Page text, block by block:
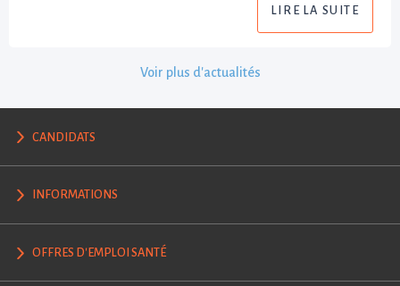
LIRE LA SUITE
Voir plus d'actualités
CANDIDATS
INFORMATIONS
OFFRES D'EMPLOI SANTÉ